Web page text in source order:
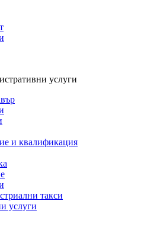
услуги
и квалификация
такси
услуги